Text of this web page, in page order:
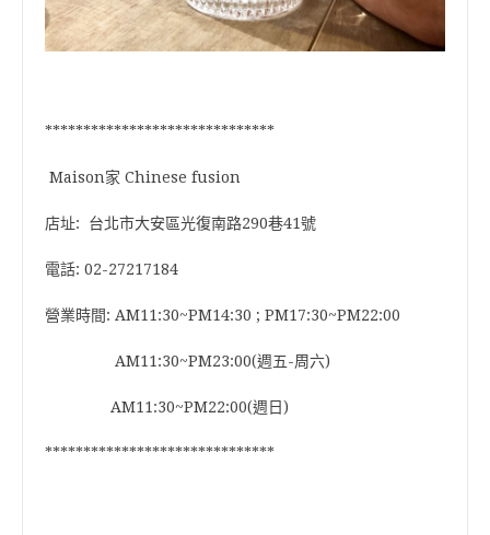
******************************
Maison家 Chinese fusion
店址: 台北市大安區光復南路290巷41號
電話: 02-27217184
營業時間: AM11:30~PM14:30 ; PM17:30~PM22:00
AM11:30~PM23:00(週五-周六)
AM11:30~PM22:00(週日)
******************************